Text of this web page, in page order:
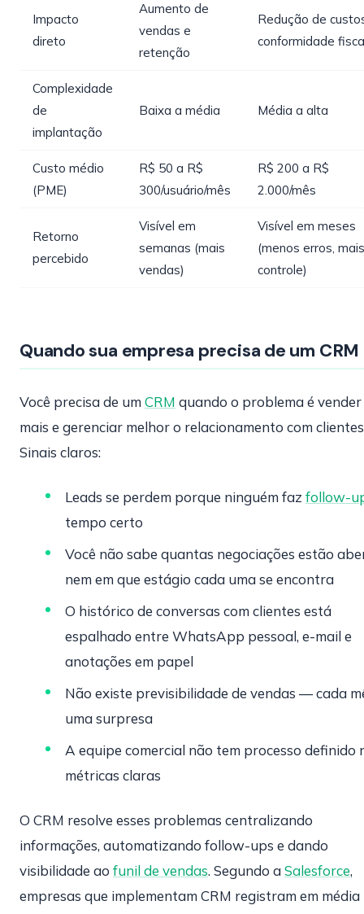
Impacto
direto
Aumento de
vendas e
retenção
Redução de
conformidade
Complexidade
de
implantação
Baixa a média Média a alta
Custo médio
(PME)
R$ 50 a R$
300/usuário/mês
R$ 200 a R$
2.000/mês
Retorno
percebido
Visível em
semanas (mais
vendas)
Visível em meses
(menos erros, mais
controle)
Quando sua empresa precisa de um CRM
Você precisa de um CRM quando o problema é vender
mais e gerenciar melhor o relacionamento com
Sinais claros:
Leads se perdem porque ninguém faz follow-
tempo certo
Você não sabe quantas negociações estão
nem em que estágio cada uma se encontra
O histórico de conversas com clientes está
espalhado entre WhatsApp pessoal, e-mail e
anotações em papel
Não existe previsibilidade de vendas — cada
uma surpresa
A equipe comercial não tem processo definido
métricas claras
O CRM resolve esses problemas centralizando
informações, automatizando follow-ups e dando
visibilidade ao funil de vendas. Segundo aSalesforce,
empresas que implementam CRM registram em média